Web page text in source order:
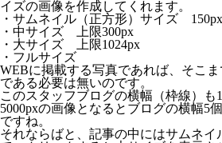
イズの画像を作成してくれます。
・サムネイル（正方形）サイズ 150px
・中サイズ 上限300px
・大サイズ 上限1024px
・フルサイズ
WEBに掲載する写真であれば、そこ
である必要は無いのです。
このスタッフブログの横幅（枠線）も
5000pxの画像となるとブログの横幅5
ですね。
それならばと、記事の中にはサムネイ